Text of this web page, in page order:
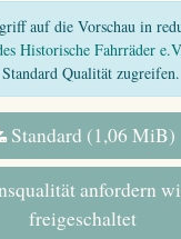
auf die Vorschau in
Historische Fahrräder
Qualität zugreifen.
Standard (1,06 MiB)
anfordern
freigeschaltet